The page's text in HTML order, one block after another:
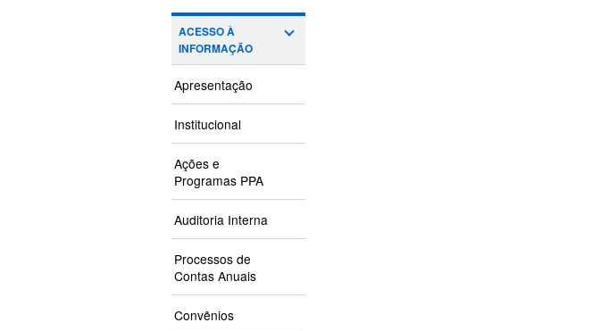
ACESSO À
INFORMAÇÃO
Apresentação
Institucional
Ações e
Programas PPA
Auditoria Interna
Processos de
Contas Anuais
Convênios